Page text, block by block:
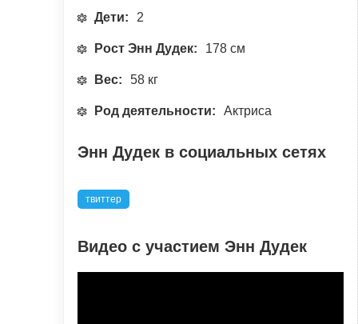
Дети: 2
Рост Энн Дудек: 178 см
Вес: 58 кг
Род деятельности: Актриса
Энн Дудек в социальных сетях
твиттер
Видео с участием Энн Дудек